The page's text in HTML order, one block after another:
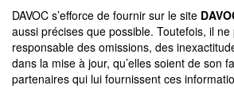
DAVOC s’efforce de fournir sur le site
aussi précises que possible. Toutefois, il
responsable des omissions, des
dans la mise à jour, qu’elles soient de son
partenaires qui lui fournissent ces